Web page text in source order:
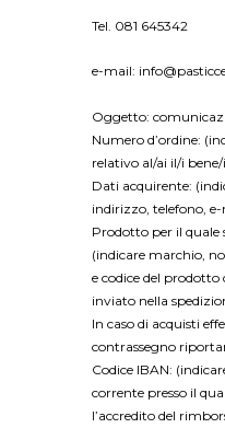
Tel. 081 645342
e-mail:
Oggetto:
Numero d’ordine:
relativo al/ai il/i
Dati acquirente:
indirizzo, telefono,
Prodotto per il quale
(indicare marchio,
e codice del
inviato nella
In caso di acquisti
contrassegno
Codice IBAN:
corrente presso il
l’accredito del